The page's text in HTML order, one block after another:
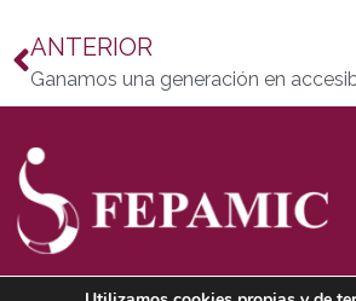
ANTERIOR
Ganamos una generación en